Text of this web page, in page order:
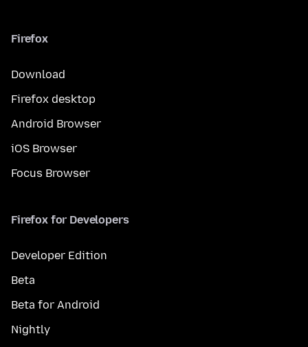
Firefox
Download
Firefox desktop
Android Browser
iOS Browser
Focus Browser
Firefox for Developers
Developer Edition
Beta
Beta for Android
Nightly